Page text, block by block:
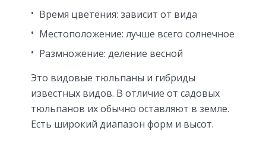
Время цветения: зависит от вида
Местоположение: лучше всего солнечное
Размножение: деление весной
Это видовые тюльпаны и гибриды
известных видов. В отличие от садовых
тюльпанов их обычно оставляют в земле.
Есть широкий диапазон форм и высот.